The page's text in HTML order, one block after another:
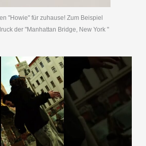
"Howie" für zuhause! Zum Beispiel
der "Manhattan Bridge, New York "